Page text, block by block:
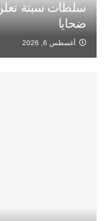
ضحايا
أغسطس 6, 2026